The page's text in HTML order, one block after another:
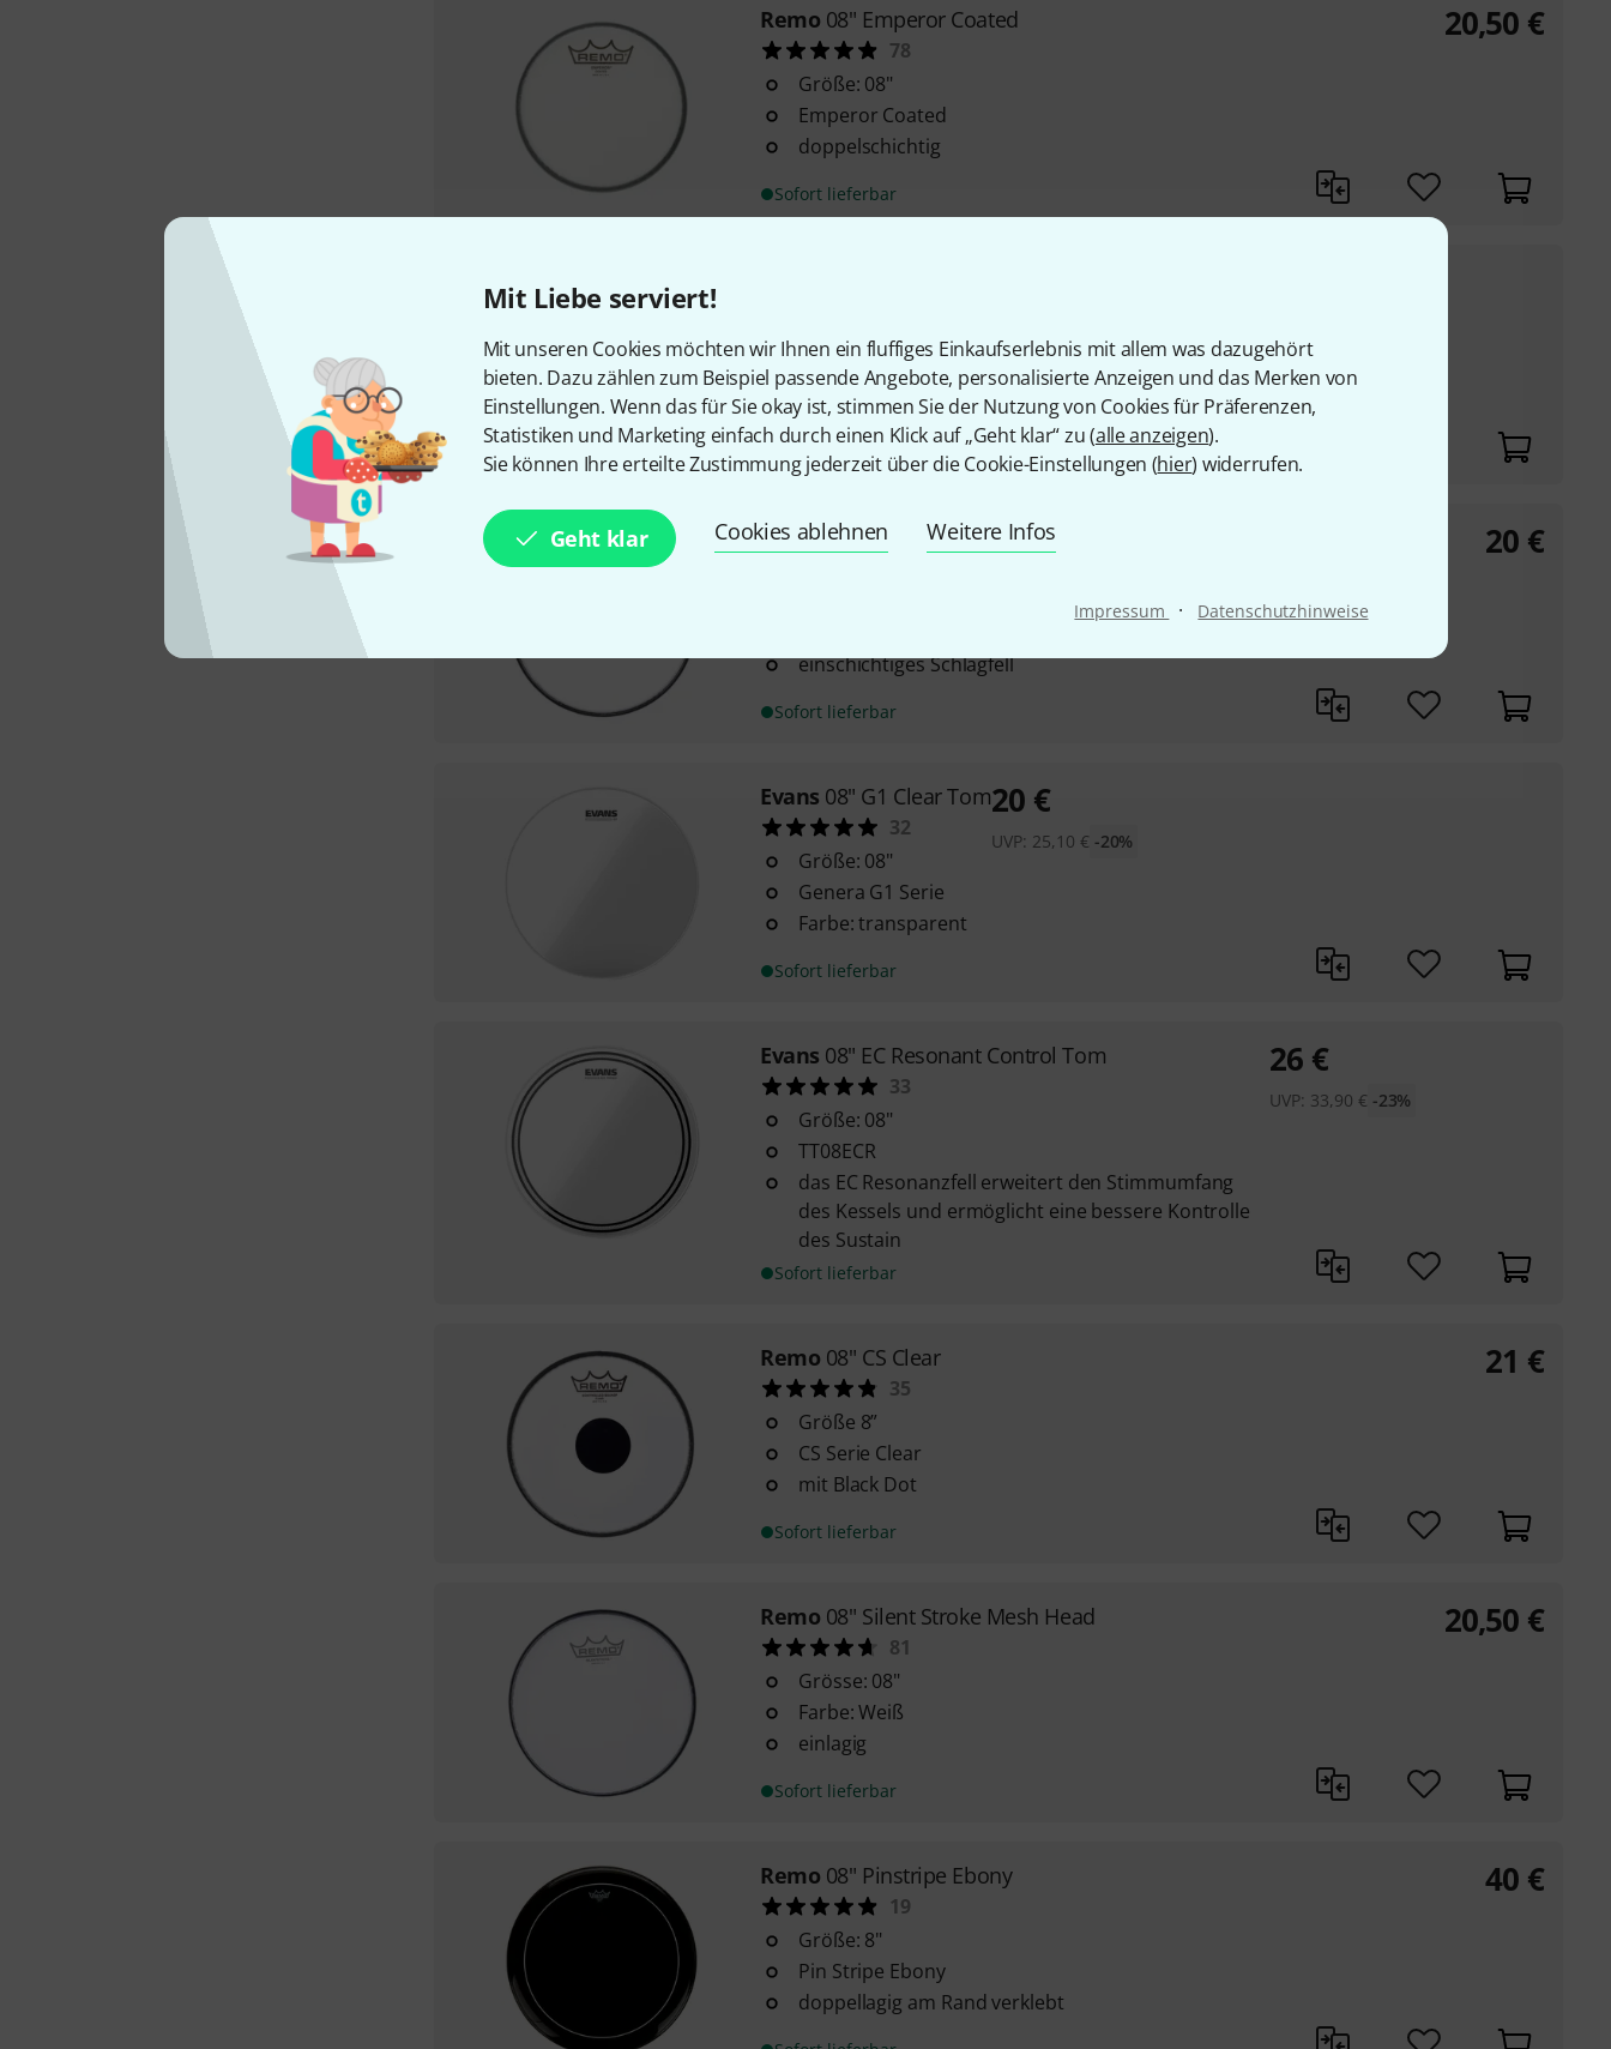
Mit Liebe serviert!
Mit unseren Cookies möchten wir Ihnen ein fluffiges Einkaufserlebnis mit allem was dazugehört
bieten. Dazu zählen zum Beispiel passende Angebote, personalisierte Anzeigen und das Merken von
Einstellungen. Wenn das für Sie okay ist, stimmen Sie der Nutzung von Cookies für Präferenzen,
Statistiken und Marketing einfach durch einen Klick auf „Geht klar“ zu (alle anzeigen).
Sie können Ihre erteilte Zustimmung jederzeit über die Cookie-Einstellungen (hier) widerrufen.
Geht klar Cookies ablehnen Weitere Infos
Impressum · Datenschutzhinweise
Remo 08" Emperor Coated
78
Größe: 08"
Emperor Coated
doppelschichtig
Sofort lieferbar
20,50 €
Größe: 08”
Hydraulic Black (Schwarz)
doppellagig, mit echter Ölfüllung
Sofort lieferbar
Remo 08" Ambassador clear
einschichtiges Schlagfell
Sofort lieferbar
20 €
Evans 08" G1 Clear Tom
32
Größe: 08"
Genera G1 Serie
Farbe: transparent
Sofort lieferbar
20 €
UVP: 25,10 € -20%
Evans 08" EC Resonant Control Tom
33
Größe: 08"
TT08ECR
das EC Resonanzfell erweitert den Stimmumfang
des Kessels und ermöglicht eine bessere Kontrolle
des Sustain
Sofort lieferbar
26 €
UVP: 33,90 € -23%
Remo 08" CS Clear
35
Größe 8”
CS Serie Clear
mit Black Dot
Sofort lieferbar
21 €
Remo 08" Silent Stroke Mesh Head
81
Grösse: 08"
Farbe: Weiß
einlagig
Sofort lieferbar
20,50 €
Remo 08" Pinstripe Ebony
19
Größe: 8"
Pin Stripe Ebony
doppellagig am Rand verklebt
40 €